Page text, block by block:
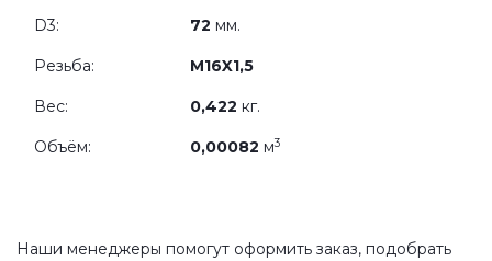
D3: 72 мм.
Резьба: M16X1,5
Вес: 0,422 кг.
Объём: 0,00082 м3
Наши менеджеры помогут оформить заказ, подобрать